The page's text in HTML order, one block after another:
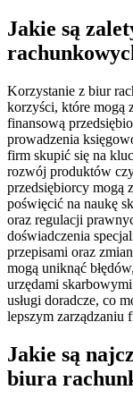
Jakie są
Korzystanie z biur
korzyści, które mogą
finansową
prowadzenia
firm skupić się na
rozwój produktów
przedsiębiorcy mogą
poświęcić na naukę
oraz regulacji
doświadczenia
przepisami oraz
mogą uniknąć
urzędami
usługi doradcze, co
lepszym zarządzaniu
Jakie są
biura